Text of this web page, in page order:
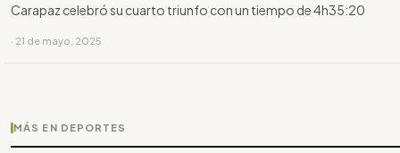
Carapaz celebró su cuarto triunfo con un tiempo de 4h35:20
· 21 de mayo, 2025
MÁS EN DEPORTES